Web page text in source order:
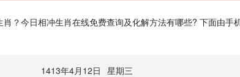
肖？今日相冲生肖在线免费查询及化解方法有哪些? 下面由手
1413年4月12日 星期三